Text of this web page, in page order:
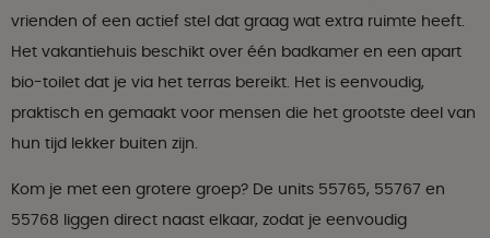
vrienden of een actief stel dat graag wat extra ruimte heeft.
Het vakantiehuis beschikt over één badkamer en een apart
bio-toilet dat je via het terras bereikt. Het is eenvoudig,
praktisch en gemaakt voor mensen die het grootste deel van
hun tijd lekker buiten zijn.
Kom je met een grotere groep? De units 55765, 55767 en
55768 liggen direct naast elkaar, zodat je eenvoudig